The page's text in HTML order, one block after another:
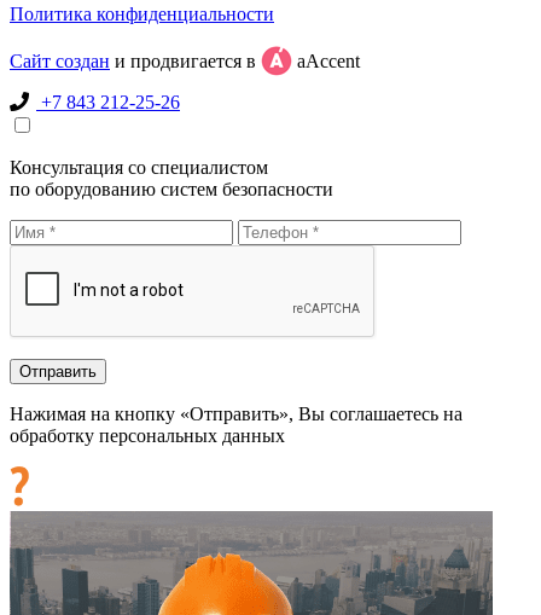
Политика конфиденциальности
Сайт создан и продвигается в
aAccent
+7 843 212-25-26
Консультация со специалистом
по оборудованию систем безопасности
Нажимая на кнопку «Отправить», Вы соглашаетесь на
обработку персональных данных